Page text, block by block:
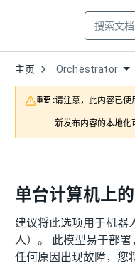
主页 Open
Dropdown
to
choose
product
Orchestrator
重要 :请注意，此内容已使
新发布内容的本地化
单台计算机上
建议将此选项用于机器
人）。 此模型易于部
任何原因出现故障，您